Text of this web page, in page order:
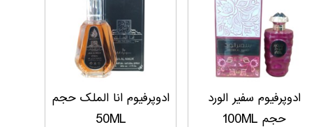
ادوپرفیوم سفیر الورد
حجم 100ML
ادوپرفیوم انا الملک حجم
50ML